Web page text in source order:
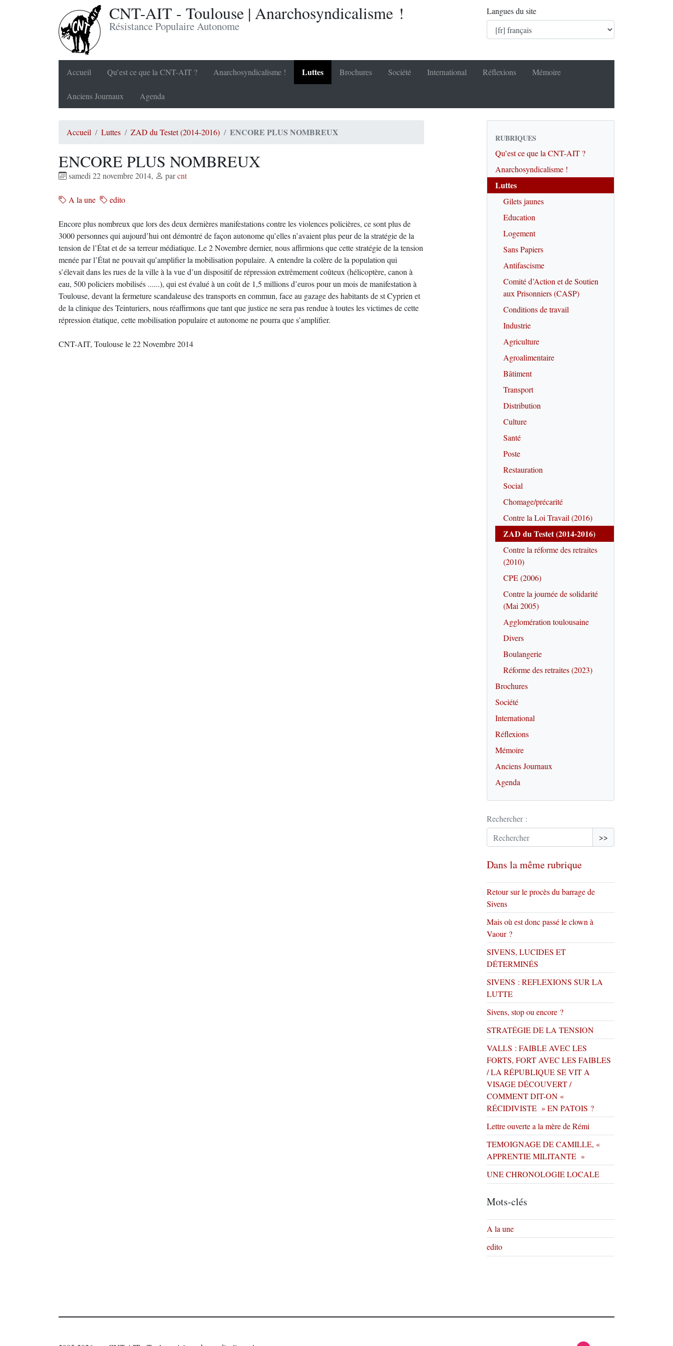
CNT-AIT - Toulouse | Anarchosyndicalisme !
Résistance Populaire Autonome
Langues du site
Accueil Qu’est ce que la CNT-AIT ? Anarchosyndicalisme ! Luttes Brochures Société International Réflexions Mémoire
Anciens Journaux Agenda
Accueil Luttes ZAD du Testet (2014-2016) ENCORE PLUS NOMBREUX
ENCORE PLUS NOMBREUX
samedi 22 novembre 2014, parcnt
A la une edito
Encore plus nombreux que lors des deux dernières manifestations contre les violences policières, ce sont plus de
3000 personnes qui aujourd’hui ont démontré de façon autonome qu’elles n’avaient plus peur de la stratégie de la
tension de l’État et de sa terreur médiatique. Le 2 Novembre dernier, nous affirmions que cette stratégie de la tension
menée par l’État ne pouvait qu’amplifier la mobilisation populaire. A entendre la colère de la population qui
s’élevait dans les rues de la ville à la vue d’un dispositif de répression extrêmement coûteux (hélicoptère, canon à
eau, 500 policiers mobilisés ......), qui est évalué à un coût de 1,5 millions d’euros pour un mois de manifestation à
Toulouse, devant la fermeture scandaleuse des transports en commun, face au gazage des habitants de st Cyprien et
de la clinique des Teinturiers, nous réaffirmons que tant que justice ne sera pas rendue à toutes les victimes de cette
répression étatique, cette mobilisation populaire et autonome ne pourra que s’amplifier.
CNT-AIT, Toulouse le 22 Novembre 2014
RUBRIQUES
Qu’est ce que la CNT-AIT ?
Anarchosyndicalisme !
Luttes
Gilets jaunes
Education
Logement
Sans Papiers
Antifascisme
Comité d’Action et de Soutien
aux Prisonniers (CASP)
Conditions de travail
Industrie
Agriculture
Agroalimentaire
Bâtiment
Transport
Distribution
Culture
Santé
Poste
Restauration
Social
Chomage/précarité
Contre la Loi Travail (2016)
ZAD du Testet (2014-2016)
Contre la réforme des retraites
(2010)
CPE (2006)
Contre la journée de solidarité
(Mai 2005)
Agglomération toulousaine
Divers
Boulangerie
Réforme des retraites (2023)
Brochures
Société
International
Réflexions
Mémoire
Anciens Journaux
Agenda
Rechercher :
>>
Dans la même rubrique
Retour sur le procès du barrage de
Sivens
Mais où est donc passé le clown à
Vaour ?
SIVENS, LUCIDES ET
DÉTERMINÉS
SIVENS : REFLEXIONS SUR LA
LUTTE
Sivens, stop ou encore ?
STRATÉGIE DE LA TENSION
VALLS : FAIBLE AVEC LES
FORTS, FORT AVEC LES FAIBLES
/ LA RÉPUBLIQUE SE VIT A
VISAGE DÉCOUVERT /
COMMENT DIT-ON «
RÉCIDIVISTE » EN PATOIS ?
Lettre ouverte a la mère de Rémi
TEMOIGNAGE DE CAMILLE, «
APPRENTIE MILITANTE »
UNE CHRONOLOGIE LOCALE
Mots-clés
A la une
edito